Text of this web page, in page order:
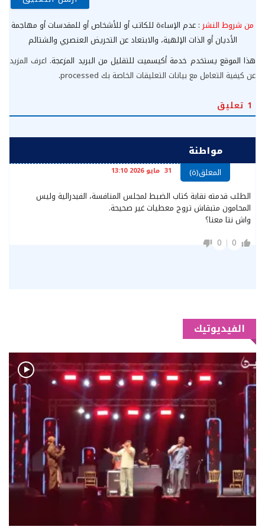
من شروط النشر : عدم الإساءة للكاتب أو للأشخاص أو للمقدسات أو مهاجمة
الأديان أو الذات الإلهية، والابتعاد عن التحريض العنصري والشتائم
هذا الموقع يستخدم خدمة أكيسميت للتقليل من البريد المزعجة. اعرف المزيد
عن كيفية التعامل مع بيانات التعليقات الخاصة بك processed
.
1 تعليق
مواطنة
المعلق(ة) 31 مايو 2026 13:10
الطلب قدمته نقابة كتاب الضبط لمجلس المنافسة، الفيدرالية وليس
المحامون متبقاش تروج معطيات غير صحيحة.
واش نتا معنا؟
0
0
الفيديوتيك